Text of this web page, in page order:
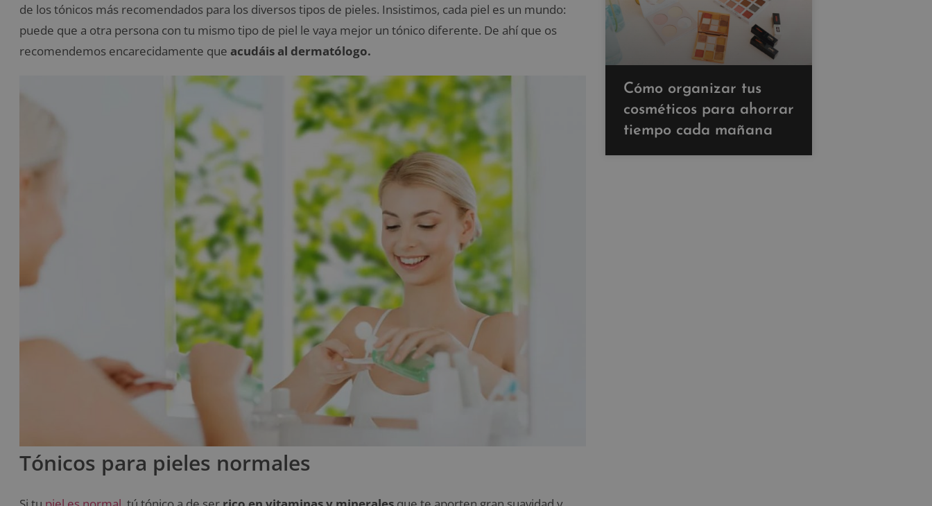
de los tónicos más recomendados para los diversos tipos de pieles. Insistimos, cada piel es un mundo:
puede que a otra persona con tu mismo tipo de piel le vaya mejor un tónico diferente. De ahí que os
recomendemos encarecidamente que acudáis al dermatólogo.
Tónicos para pieles normales
Cómo organizar tus
cosméticos para ahorrar
tiempo cada mañana